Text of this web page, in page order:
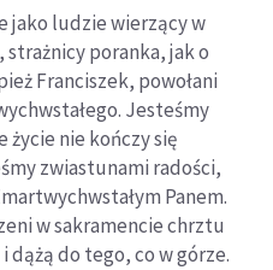
jako ludzie wierzący w
poranka, jak o
Franciszek, powołani
Jesteśmy
nie kończy się
zwiastunami radości,
Panem.
w sakramencie chrztu
dążą do tego, co w górze.